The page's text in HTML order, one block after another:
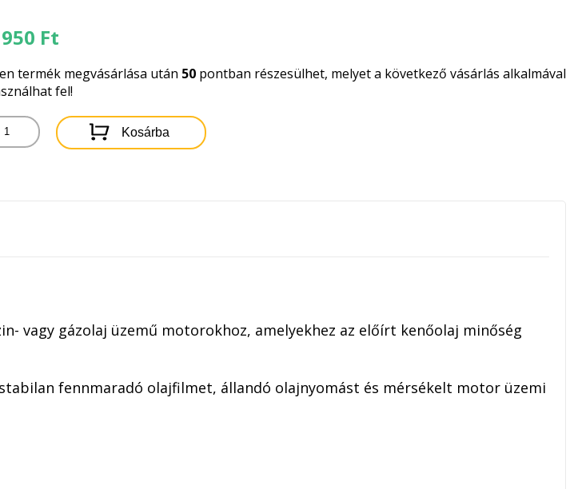
Ft
termék megvásárlása után 50pontban részesülhet, melyet a következő vásárlás alkalmával
fel!
Kosárba
vagy gázolaj üzemű motorokhoz, amelyekhez az előírt kenőolaj minőség
fennmaradó olajfilmet, állandó olajnyomást és mérsékelt motor üzemi